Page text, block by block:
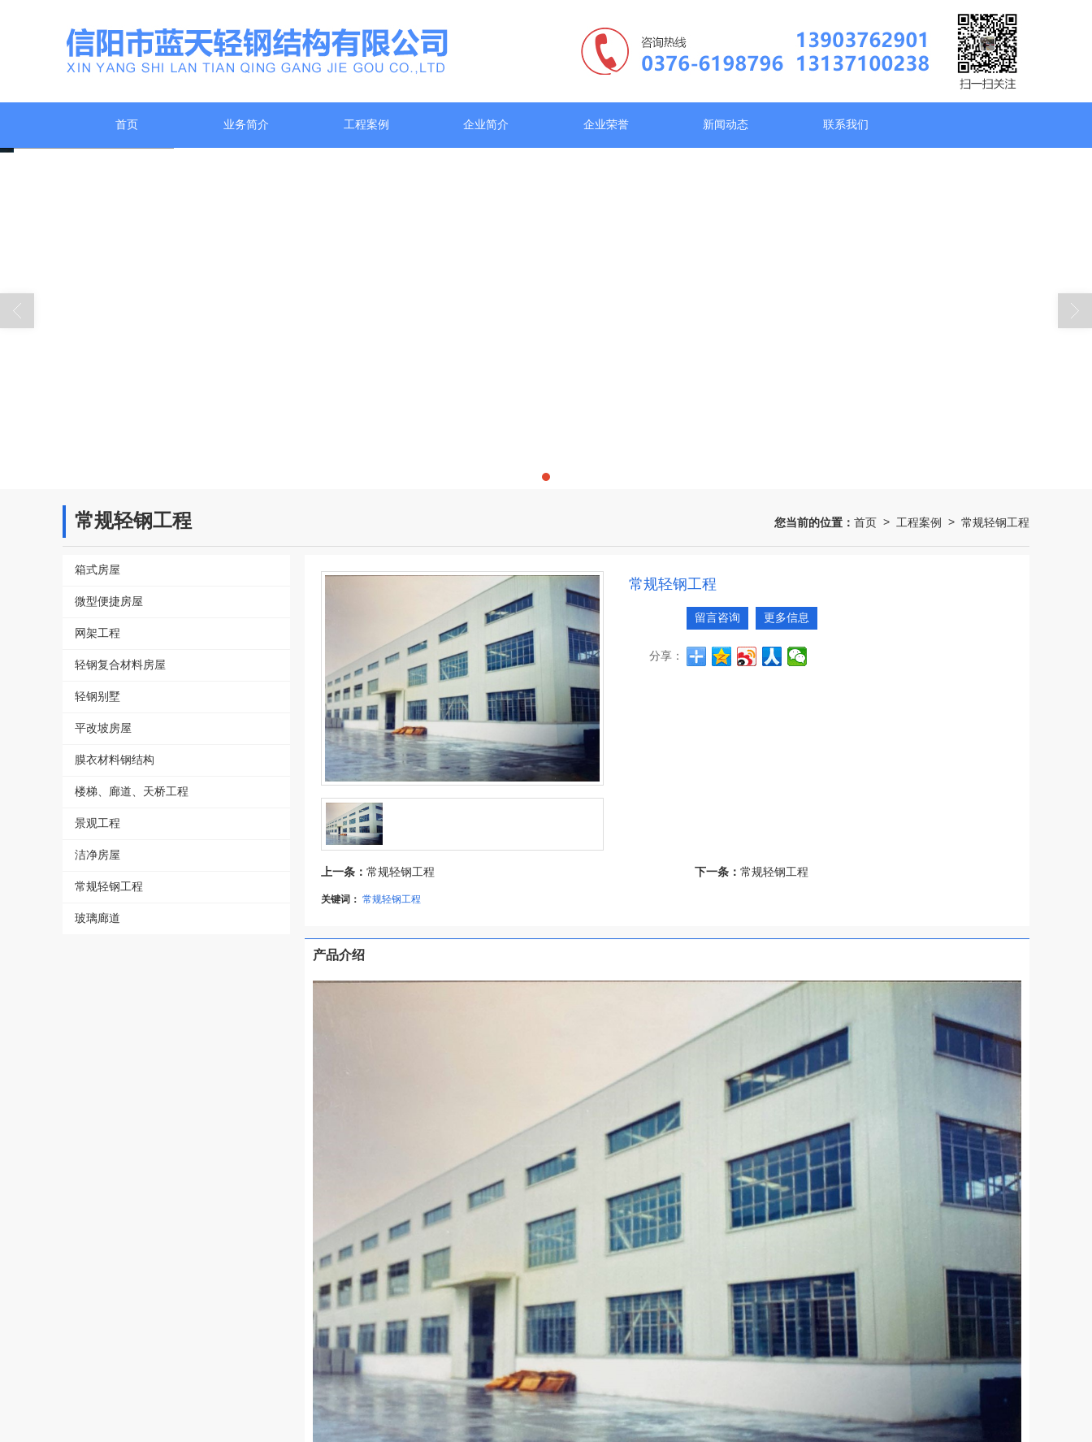
首页 业务简介 工程案例 企业简介 企业荣誉 新闻动态 联系我们
常规轻钢工程 您当前的位置： 首页 > 工程案例 > 常规轻钢工程
常规轻钢工程
留言咨询 更多信息
分享：
上一条： 常规轻钢工程 下一条： 常规轻钢工程
关键词： 常规轻钢工程
产品介绍
箱式房屋
微型便捷房屋
网架工程
轻钢复合材料房屋
轻钢别墅
平改坡房屋
膜衣材料钢结构
楼梯、廊道、天桥工程
景观工程
洁净房屋
常规轻钢工程
玻璃廊道